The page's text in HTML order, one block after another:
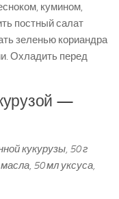
кумином,
постный салат
зеленью кориандра
Охладить перед
—
кукурузы, 50 г
50 мл уксуса,